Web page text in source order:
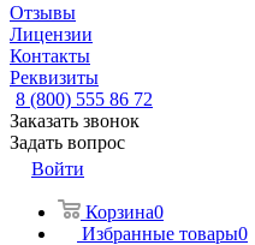
Отзывы
Лицензии
Контакты
Реквизиты
8 (800) 555 86 72
Заказать звонок
Задать вопрос
Войти
Корзина0
Избранные товары0